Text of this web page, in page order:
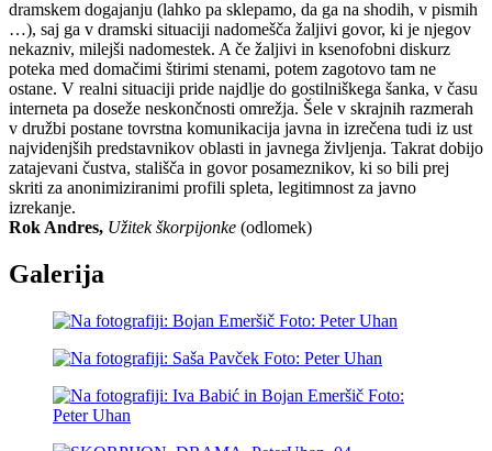
dramskem dogajanju (lahko pa sklepamo, da ga na shodih, v pismih
…), saj ga v dramski situaciji nadomešča žaljivi govor, ki je njegov
nekazniv, milejši nadomestek. A če žaljivi in ksenofobni diskurz
poteka med domačimi štirimi stenami, potem zagotovo tam ne
ostane. V realni situaciji pride najdlje do gostilniškega šanka, v času
interneta pa doseže neskončnosti omrežja. Šele v skrajnih razmerah
v družbi postane tovrstna komunikacija javna in izrečena tudi iz ust
najvidenjših predstavnikov oblasti in javnega življenja. Takrat dobijo
zatajevani čustva, stališča in govor posameznikov, ki so bili prej
skriti za anonimiziranimi profili spleta, legitimnost za javno
izrekanje.
Rok Andres, Užitek škorpijonke (odlomek)
Galerija